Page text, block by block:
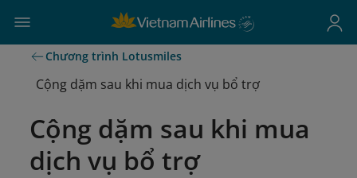
Chương trình Lotusmiles
Cộng dặm sau khi mua dịch vụ bổ trợ
Cộng dặm sau khi mua
dịch vụ bổ trợ